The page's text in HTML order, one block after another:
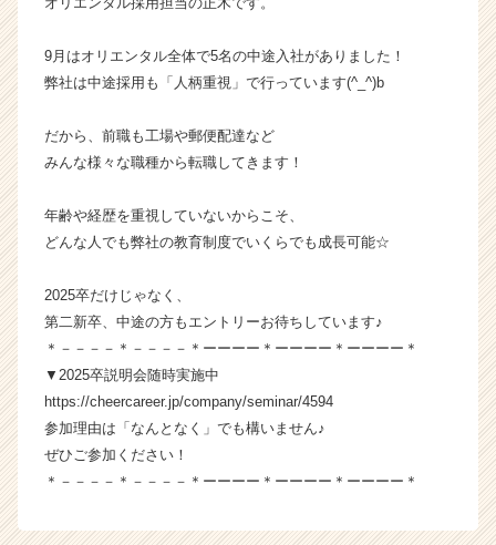
ャ
成
企
業
ら
ス
が
届
く
就
活
サ
イ
ト
ア
9月はオリエンタル全体で5名の中途入社がありました！
弊社は中途採用も「人柄重視」で行っています(^_^)b
だから、前職も工場や郵便配達など
みんな様々な職種から転職してきます！
年齢や経歴を重視していないからこそ、
どんな人でも弊社の教育制度でいくらでも成長可能☆
2025卒だけじゃなく、
第二新卒、中途の方もエントリーお待ちしています♪
＊－－－－＊－－－－＊ーーーー＊ーーーー＊ーーーー＊
▼2025卒説明会随時実施中
https://cheercareer.jp/company/seminar/4594
参加理由は「なんとなく」でも構いません♪
ぜひご参加ください！
＊－－－－＊－－－－＊ーーーー＊ーーーー＊ーーーー＊